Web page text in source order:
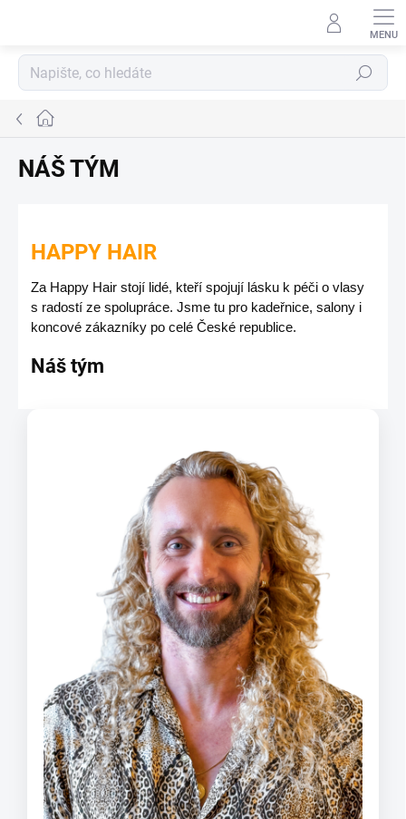
Hledat
Domů
NÁŠ TÝM
HAPPY HAIR
Za Happy Hair stojí lidé, kteří spojují lásku k péči o vlasy
s radostí ze spolupráce. Jsme tu pro kadeřnice, salony i
koncové zákazníky po celé České republice.
Náš tým